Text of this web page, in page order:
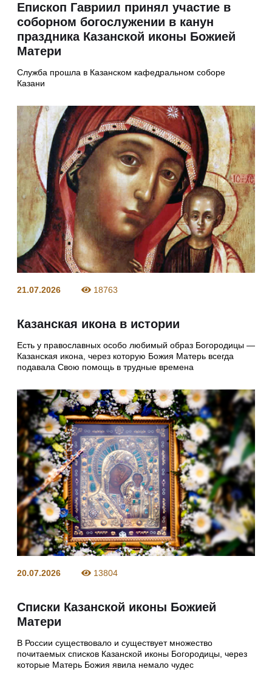
Епископ Гавриил принял участие в
соборном богослужении в канун
праздника Казанской иконы Божией
Матери
Служба прошла в Казанском кафедральном соборе
Казани
21.07.2026 18763
Казанская икона в истории
Есть у православных особо любимый образ Богородицы —
Казанская икона, через которую Божия Матерь всегда
подавала Свою помощь в трудные времена
20.07.2026 13804
Списки Казанской иконы Божией
Матери
В России существовало и существует множество
почитаемых списков Казанской иконы Богородицы, через
которые Матерь Божия явила немало чудес